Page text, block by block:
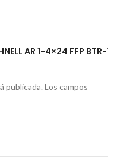
AR 1-4×24 FFP BTR-1
publicada. Los campos